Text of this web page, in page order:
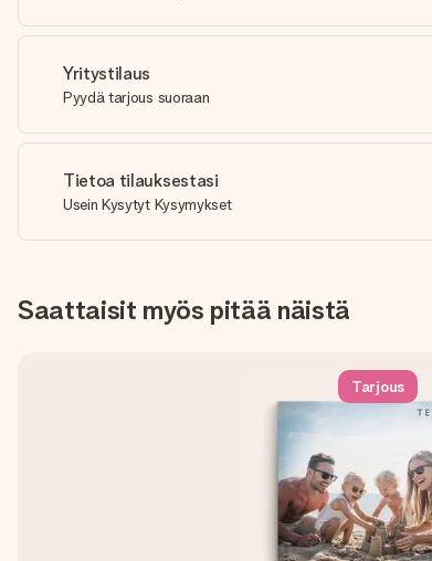
Yritystilaus
Pyydä tarjous suoraan
Tietoa tilauksestasi
Usein Kysytyt Kysymykset
Saattaisit myös pitää näistä
Tarjous